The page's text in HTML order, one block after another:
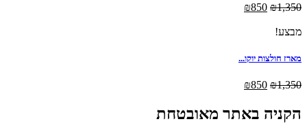
₪1,350
₪850
מבצע!
מארז חולצות יוקו...
₪1,350
₪850
הקניה באתר מאובטחת